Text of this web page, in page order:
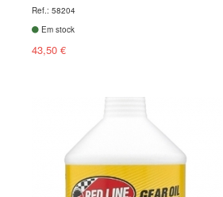
Ref.: 58204
Em stock
43,50 €